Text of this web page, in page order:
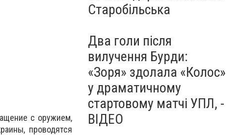
с оружием,
проводятся
Старобільська
Два голи після
вилучення Бурди:
«Зоря» здолала «Колос»
у драматичному
стартовому матчі УПЛ, -
ВІДЕО